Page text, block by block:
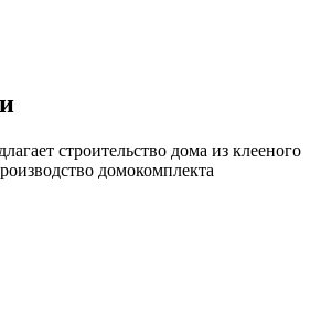
строительство дома из клееного
домокомплекта